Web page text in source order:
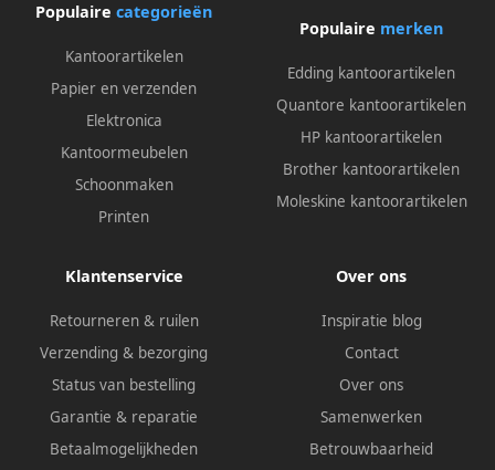
Populaire categorieën
Kantoorartikelen
Papier en verzenden
Elektronica
Kantoormeubelen
Schoonmaken
Printen
Populaire merken
Edding kantoorartikelen
Quantore kantoorartikelen
HP kantoorartikelen
Brother kantoorartikelen
Moleskine kantoorartikelen
Klantenservice
Retourneren & ruilen
Verzending & bezorging
Status van bestelling
Garantie & reparatie
Betaalmogelijkheden
Over ons
Inspiratie blog
Contact
Over ons
Samenwerken
Betrouwbaarheid